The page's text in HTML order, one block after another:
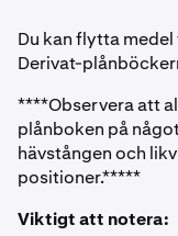
Du kan flytta
Derivat-
****Observera att
plånboken på
hävstången och
positioner.*****
Viktigt att notera: